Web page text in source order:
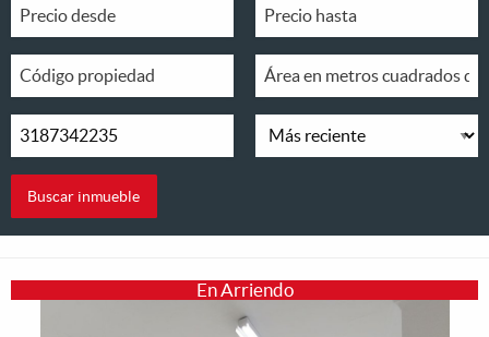
En Arriendo